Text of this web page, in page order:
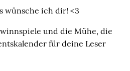
wünsche ich dir! <3
und die Mühe, die
für deine Leser